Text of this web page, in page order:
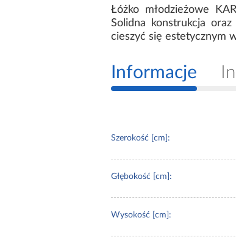
Łóżko młodzieżowe
Solidna konstrukcja
cieszyć się estetycznym
Informacje
Szerokość [cm]:
Głębokość [cm]:
Wysokość [cm]: